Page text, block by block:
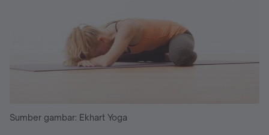
Sumber gambar: Ekhart Yoga